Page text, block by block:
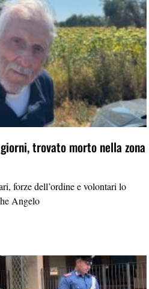
trovato morto nella zona
forze dell’ordine e volontari lo
Angelo